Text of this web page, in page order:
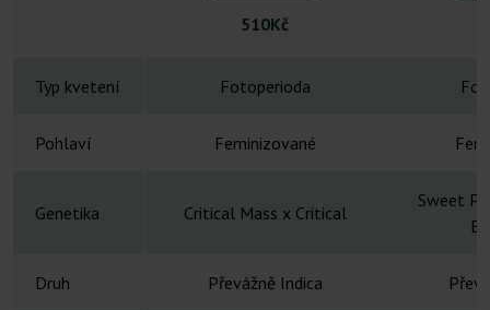
510Kč
Typ kvetení Fotoperioda
Pohlaví Feminizované
Genetika Critical Mass x Critical
Sweet
Druh Převážně Indica